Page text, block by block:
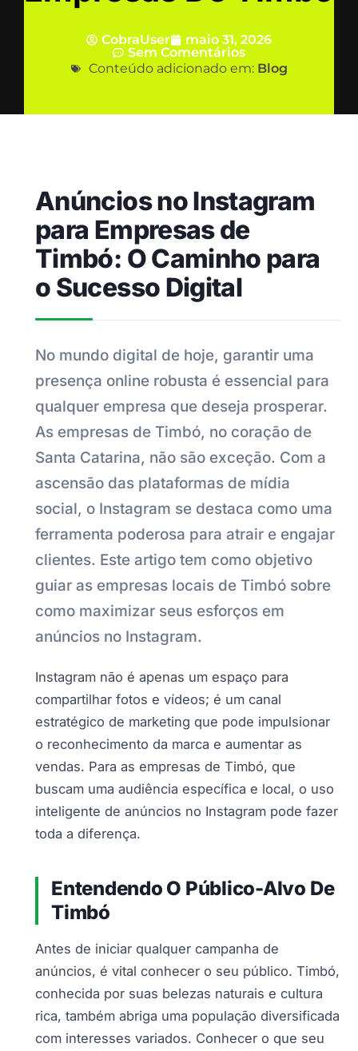
CobraUser
maio 31, 2026
Sem Comentários
Conteúdo adicionado em: Blog
Anúncios no Instagram
para Empresas de
Timbó: O Caminho para
o Sucesso Digital
No mundo digital de hoje, garantir uma
presença online robusta é essencial para
qualquer empresa que deseja prosperar.
As empresas de Timbó, no coração de
Santa Catarina, não são exceção. Com a
ascensão das plataformas de mídia
social, o Instagram se destaca como uma
ferramenta poderosa para atrair e engajar
clientes. Este artigo tem como objetivo
guiar as empresas locais de Timbó sobre
como maximizar seus esforços em
anúncios no Instagram.
Instagram não é apenas um espaço para
compartilhar fotos e vídeos; é um canal
estratégico de marketing que pode impulsionar
o reconhecimento da marca e aumentar as
vendas. Para as empresas de Timbó, que
buscam uma audiência específica e local, o uso
inteligente de anúncios no Instagram pode fazer
toda a diferença.
Entendendo O Público-Alvo De
Timbó
Antes de iniciar qualquer campanha de
anúncios, é vital conhecer o seu público. Timbó,
conhecida por suas belezas naturais e cultura
rica, também abriga uma população diversificada
com interesses variados. Conhecer o que seu